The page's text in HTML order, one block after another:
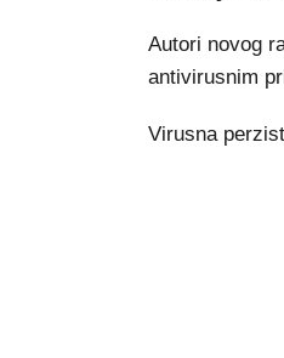
Autori novog
antivirusnim
Virusna